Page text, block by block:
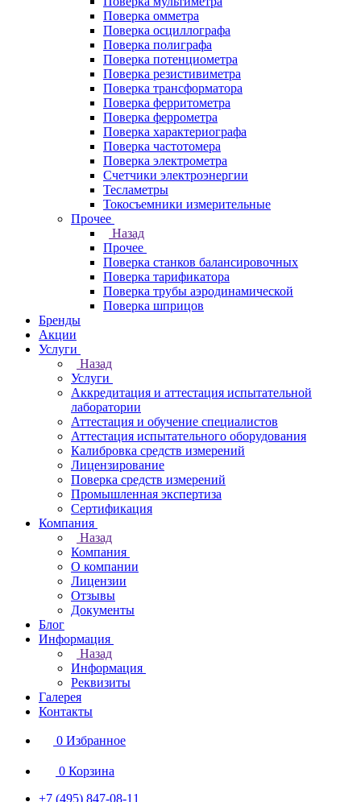
Поверка омметра
Поверка осциллографа
Поверка полиграфа
Поверка потенциометра
Поверка резистивиметра
Поверка трансформатора
Поверка ферритометра
Поверка феррометра
Поверка характериографа
Поверка частотомера
Поверка электрометра
Счетчики электроэнергии
Тесламетры
Токосъемники измерительные
Прочее
Назад
Прочее
Поверка станков балансировочных
Поверка тарификатора
Поверка трубы аэродинамической
Поверка шприцов
Бренды
Акции
Услуги
Назад
Услуги
Аккредитация и аттестация испытательной
лаборатории
Аттестация и обучение специалистов
Аттестация испытательного оборудования
Калибровка средств измерений
Лицензирование
Поверка средств измерений
Промышленная экспертиза
Сертификация
Компания
Назад
Компания
О компании
Лицензии
Отзывы
Документы
Блог
Информация
Назад
Информация
Реквизиты
Галерея
Контакты
0 Избранное
0 Корзина
+7 (495) 847-08-11